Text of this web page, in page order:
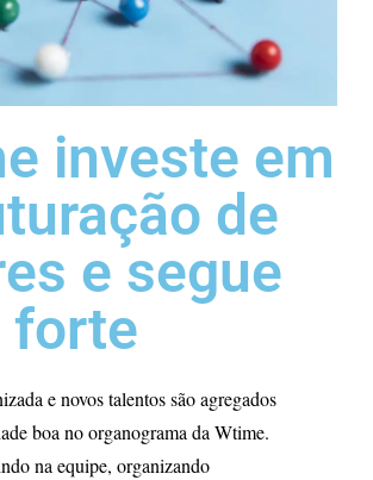
investe em
de
e segue
forte
e novos talentos são agregados
boa no organograma da Wtime.
na equipe, organizando